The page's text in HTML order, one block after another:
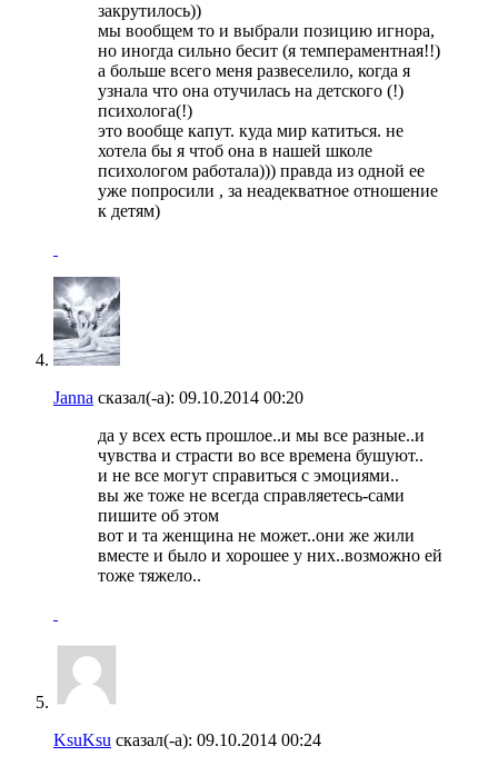
закрутилось))
мы вообщем то и выбрали позицию игнора,
но иногда сильно бесит (я темпераментная!!)
а больше всего меня развеселило, когда я
узнала что она отучилась на детского (!)
психолога(!)
это вообще капут. куда мир катиться. не
хотела бы я чтоб она в нашей школе
психологом работала))) правда из одной ее
уже попросили , за неадекватное отношение
к детям)
Janna сказал(-а): 09.10.2014 00:20
да у всех есть прошлое..и мы все разные..и
чувства и страсти во все времена бушуют..
и не все могут справиться с эмоциями..
вы же тоже не всегда справляетесь-сами
пишите об этом
вот и та женщина не может..они же жили
вместе и было и хорошее у них..возможно ей
тоже тяжело..
KsuKsu сказал(-а): 09.10.2014 00:24